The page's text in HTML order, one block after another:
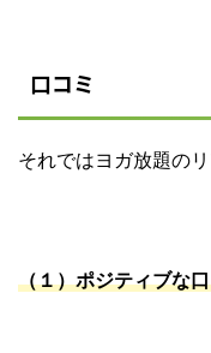
口コミ
それではヨガ放題の
（１）ポジティブな